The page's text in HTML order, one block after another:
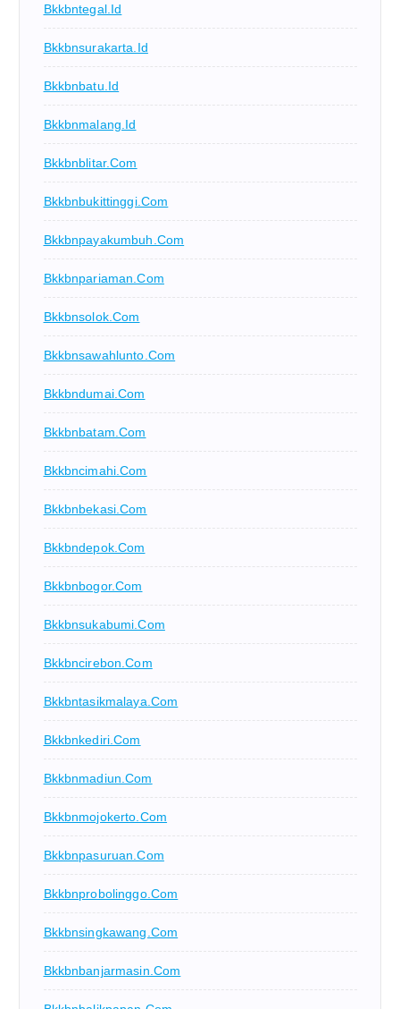
Bkkbntegal.id
Bkkbnsurakarta.id
Bkkbnbatu.id
Bkkbnmalang.id
Bkkbnblitar.com
Bkkbnbukittinggi.com
Bkkbnpayakumbuh.com
Bkkbnpariaman.com
Bkkbnsolok.com
Bkkbnsawahlunto.com
Bkkbndumai.com
Bkkbnbatam.com
Bkkbncimahi.com
Bkkbnbekasi.com
Bkkbndepok.com
Bkkbnbogor.com
Bkkbnsukabumi.com
Bkkbncirebon.com
Bkkbntasikmalaya.com
Bkkbnkediri.com
Bkkbnmadiun.com
Bkkbnmojokerto.com
Bkkbnpasuruan.com
Bkkbnprobolinggo.com
Bkkbnsingkawang.com
Bkkbnbanjarmasin.com